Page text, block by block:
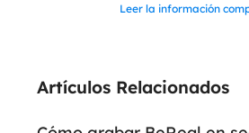
Leer la información
Artículos Relacionados